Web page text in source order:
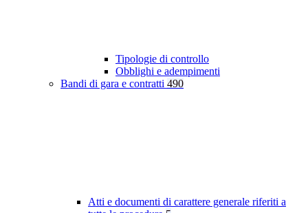
Tipologie di controllo
Obblighi e adempimenti
Bandi di gara e contratti 490
Atti e documenti di carattere generale riferiti a